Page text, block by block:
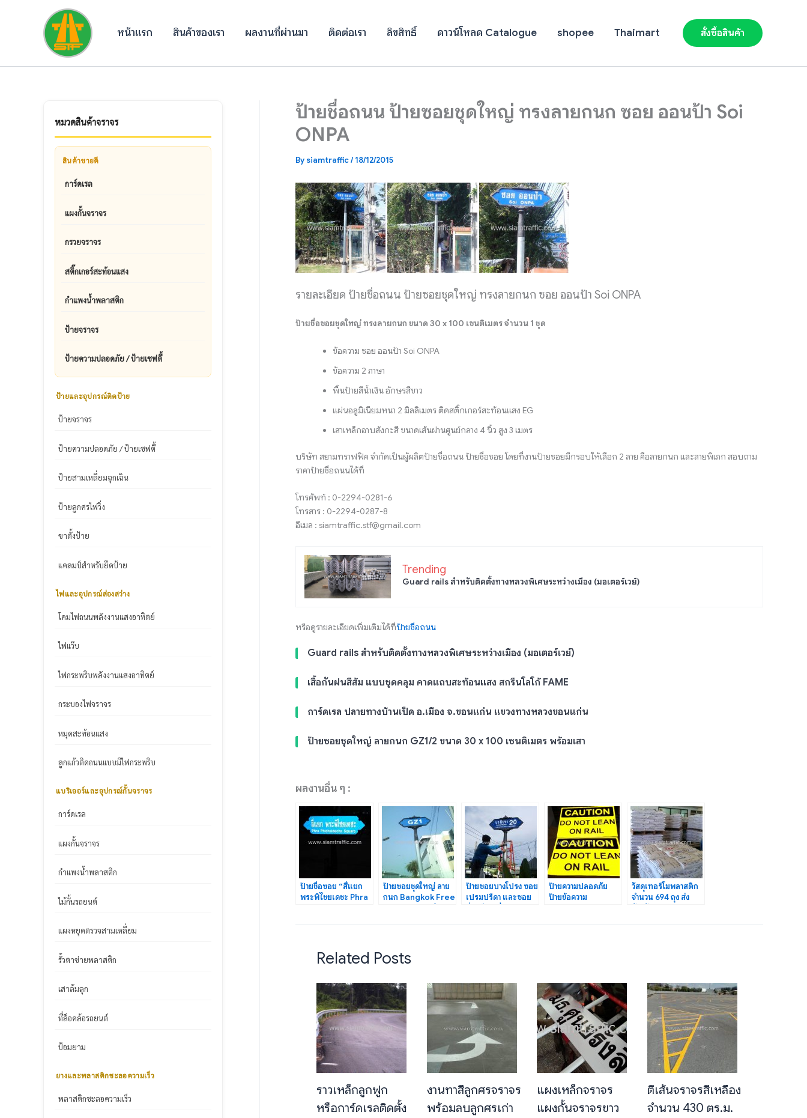
หน้าแรก สินค้าของเรา ผลงานที่ผ่านมา ติดต่อเรา ลิขสิทธิ์ ดาวน์โหลด Catalogue shopee Thaimart สั่งซื้อสินค้า
หมวดสินค้าจราจร
สินค้าขายดี
การ์ดเรล
แผงกั้นจราจร
กรวยจราจร
สติ๊กเกอร์สะท้อนแสง
กำแพงน้ำพลาสติก
ป้ายจราจร
ป้ายความปลอดภัย / ป้ายเซฟตี้
ป้ายและอุปกรณ์ติดป้าย
ป้ายจราจร
ป้ายความปลอดภัย / ป้ายเซฟตี้
ป้ายสามเหลี่ยมฉุกเฉิน
ป้ายลูกศรไฟวิ่ง
ขาตั้งป้าย
แคลมป์สำหรับยึดป้าย
ไฟและอุปกรณ์ส่องสว่าง
โคมไฟถนนพลังงานแสงอาทิตย์
ไฟแว๊บ
ไฟกระพริบพลังงานแสงอาทิตย์
กระบองไฟจราจร
หมุดสะท้อนแสง
ลูกแก้วติดถนนแบบมีไฟกระพริบ
แบริเออร์และอุปกรณ์กั้นจราจร
การ์ดเรล
แผงกั้นจราจร
กำแพงน้ำพลาสติก
ไม้กั้นรถยนต์
แผงหยุดตรวจสามเหลี่ยม
รั้วตาข่ายพลาสติก
เสาล้มลุก
ที่ล็อคล้อรถยนต์
ป้อมยาม
ยางและพลาสติกชะลอความเร็ว
พลาสติกชะลอความเร็ว
ป้ายชื่อถนน ป้ายซอยชุดใหญ่ ทรงลายกนก ซอย ออนป้า Soi
ONPA
By siamtraffic/18/12/2015
รายละเอียด ป้ายชื่อถนน ป้ายซอยชุดใหญ่ ทรงลายกนก ซอย ออนป้า Soi ONPA
ป้ายชื่อซอยชุดใหญ่ ทรงลายกนก ขนาด 30 x 100 เซนติเมตร จำนวน 1 ชุด
ข้อความ ซอย ออนป้า Soi ONPA
ข้อความ 2 ภาษา
พื้นป้ายสีน้ำเงิน อักษรสีขาว
แผ่นอลูมิเนียมหนา 2 มิลลิเมตร ติดสติ๊กเกอร์สะท้อนแสง EG
เสาเหล็กอาบสังกะสี ขนาดเส้นผ่านศูนย์กลาง 4 นิ้ว สูง 3 เมตร
บริษัท สยามทราฟฟิค จำกัดเป็นผู้ผลิตป้ายชื่อถนน ป้ายชื่อซอย โดยที่งานป้ายซอยมีกรอบให้เลือก 2 ลาย คือลายกนก และลายพิเภก สอบถาม
ราคาป้ายชื่อถนนได้ที่
โทรศัพท์ : 0-2294-0281-6
โทรสาร : 0-2294-0287-8
อีเมล : siamtraffic.stf@gmail.com
Trending
Guard rails สำหรับติดตั้งทางหลวงพิเศษระหว่างเมือง (มอเตอร์เวย์)
หรือดูรายละเอียดเพิ่มเติมได้ที่ป้ายชื่อถนน
Guard rails สำหรับติดตั้งทางหลวงพิเศษระหว่างเมือง (มอเตอร์เวย์)
เสื้อกันฝนสีส้ม แบบชุดคลุม คาดแถบสะท้อนแสง สกรีนโลโก้ FAME
การ์ดเรล ปลายทางบ้านเป็ด อ.เมือง จ.ขอนแก่น แขวงทางหลวงขอนแก่น
ป้ายซอยชุดใหญ่ ลายกนก GZ1/2 ขนาด 30 x 100 เซนติเมตร พร้อมเสา
ผลงานอื่น ๆ :
ป้ายชื่อซอย “สี่แยก
พระพิไชยเดชะ Phra
ป้ายซอยชุดใหญ่ ลาย
กนก Bangkok Free
ป้ายซอยบางโปรง ซอย
เปรมปรีดา และซอย
ป้ายความปลอดภัย
ป้ายข้อความ
วัสดุเทอร์โมพลาสติก
จำนวน 694 ถุง ส่ง
Related Posts
ราวเหล็กลูกฟูก
หรือการ์ดเรลติดตั้ง
งานทาสีลูกศรจราจร
พร้อมลบลูกศรเก่า
แผงเหล็กจราจร
แผงกั้นจราจรขาว
ตีเส้นจราจรสีเหลือง
จำนวน 430 ตร.ม.